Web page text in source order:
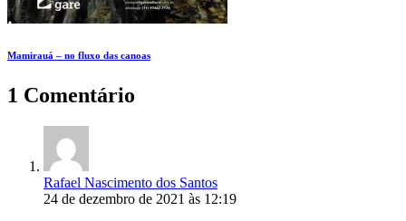
Mamirauá – no fluxo das canoas
1 Comentário
Rafael Nascimento dos Santos
24 de dezembro de 2021 às 12:19